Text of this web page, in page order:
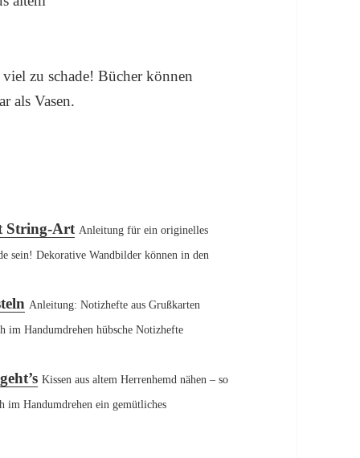
zu schade! Bücher können
als Vasen.
String-Art Anleitung für ein originelles
sein! Dekorative Wandbilder können in den
Anleitung: Notizhefte aus Grußkarten
im Handumdrehen hübsche Notizhefte
Kissen aus altem Herrenhemd nähen – so
im Handumdrehen ein gemütliches